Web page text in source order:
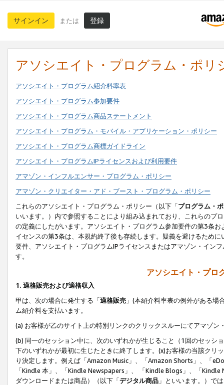
サインイン または 登録
アソシエイト・プログラム・ポリ
アソシエイト・プログラム紹介料率表
アソシエイト・プログラム参加要件
アソシエイト・プログラム商品ステートメント
アソシエイト・プログラム・モバイル・アプリケーション・ポリシー
アソシエイト・プログラム商標ガイドライン
アソシエイト・プログラムIPライセンスおよび利用要件
アマゾン・インフルエンサー・プログラム・ポリシー
アマゾン・クリエイター・アド・ブースト・プログラム・ポリシー
これらのアソシエイト・プログラム・ポリシー（以下「プログラム・
いいます。）内で参照することにより組み込まれており、これらのプ
の定義にしたがいます。アソシエイト・プログラム参加要件の第3条
イセンスの第3条は、本規約終了後も存続します。疑義を避けるため
要件、アソシエイト・プログラムIPライセンスまたはアマゾン・イン
す。
アソシエイト・プロ
1. 適格販売および適格収入
甲は、次の場合に発生する「適格販売 」(本紹介料率表の例外がある
ム紹介料を支払います。
(a) お客様が乙のサイト上の特別リンクのクリックスルーにてアマゾン
(b) 同一のセッション中に、次のいずれかが生じること（1回のセッシ
下のいずれかが最初に生じたときに終了します。(x)お客様の当該ク
り決定します。例えば「Amazon Music」、「Amazon Shorts」、「
「Kindle 本」、「Kindle Newspapers」、 「Kindle Blogs」、「
ダウンロードまたは商品）（以下「デジタル商品 」といいます。）で